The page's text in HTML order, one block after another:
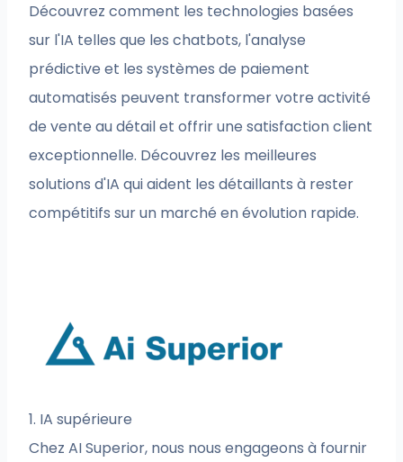
Découvrez comment les technologies basées
sur l'IA telles que les chatbots, l'analyse
prédictive et les systèmes de paiement
automatisés peuvent transformer votre activité
de vente au détail et offrir une satisfaction client
exceptionnelle. Découvrez les meilleures
solutions d'IA qui aident les détaillants à rester
compétitifs sur un marché en évolution rapide.
1. IA supérieure
Chez AI Superior, nous nous engageons à fournir